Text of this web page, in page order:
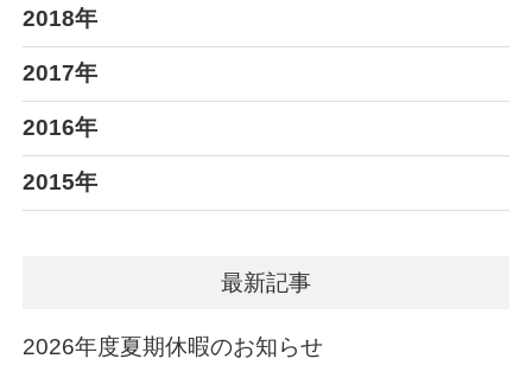
2018年
2017年
2016年
2015年
最新記事
2026年度夏期休暇のお知らせ